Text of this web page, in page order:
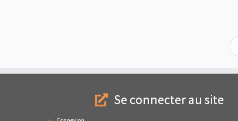
Se connecter au site